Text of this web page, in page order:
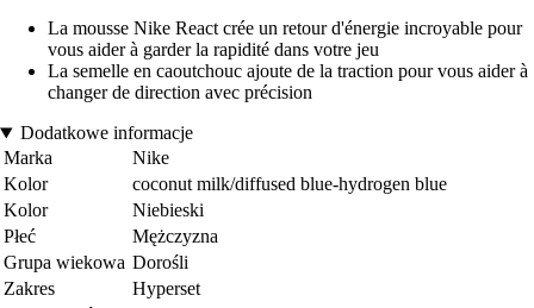
La mousse Nike React crée un retour d'énergie incroyable pour
vous aider à garder la rapidité dans votre jeu
La semelle en caoutchouc ajoute de la traction pour vous aider à
changer de direction avec précision
Dodatkowe informacje
Marka
Nike
Kolor
coconut milk/diffused blue-hydrogen blue
Kolor
Niebieski
Płeć
Mężczyzna
Grupa wiekowa Dorośli
Zakres
Hyperset